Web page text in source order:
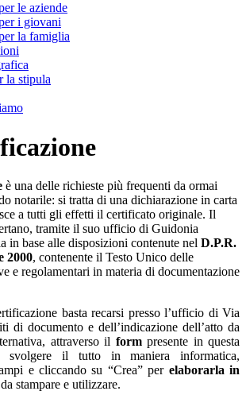
le aziende
i giovani
la famiglia
la stipula
menù di secondo livello
è una delle richieste più frequenti da ormai
notarile: si tratta di una dichiarazione in carta
a tutti gli effetti il certificato originale. Il
tramite il suo ufficio di Guidonia
in base alle disposizioni contenute nel D.P.R.
2000, contenente il Testo Unico delle
e regolamentari in materia di documentazione
basta recarsi presso l’ufficio di Via
di documento e dell’indicazione dell’atto da
attraverso il formpresente in questa
svolgere il tutto in maniera informatica,
e cliccando su “Crea” per elaborarla in
stampare e utilizzare.